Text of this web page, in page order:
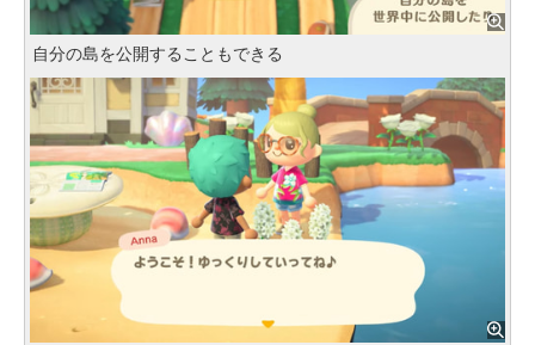
自分の島を公開することもできる